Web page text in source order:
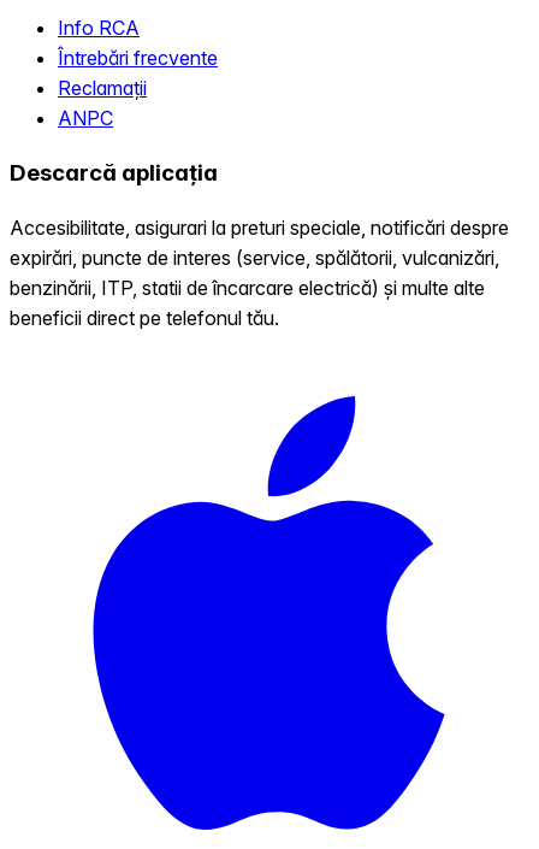
Info RCA
Întrebări frecvente
Reclamații
ANPC
Descarcă aplicația
Accesibilitate, asigurari la preturi speciale, notificări despre
expirări, puncte de interes (service, spălătorii, vulcanizări,
benzinării, ITP, statii de încarcare electrică) și multe alte
beneficii direct pe telefonul tău.